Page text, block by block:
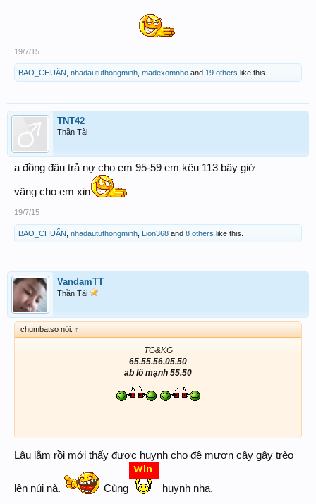
19/7/15
BAO_CHUẨN nhadaututhongminh madexomnho and 19 others like this.
TNT42
Thần Tài
a đồng đâu trả nợ cho em 95-59 em kêu 113 bây giờ
vâng cho em xin
19/7/15
BAO_CHUẨN nhadaututhongminh Lion368 and 8 others like this.
VandamTT
Thần Tài
chumbatso nói: ↑
TG&KG
65.55.56.05.50
ab lô mạnh 55.50
Lâu lắm rồi mới thấy được huynh cho đê mượn cây gậy trèo
lên núi nà. Cùng huynh nha.